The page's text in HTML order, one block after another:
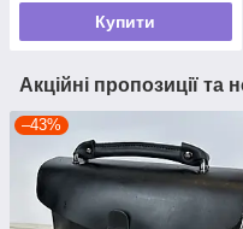
Купити
Акційні пропозиції та
–43%